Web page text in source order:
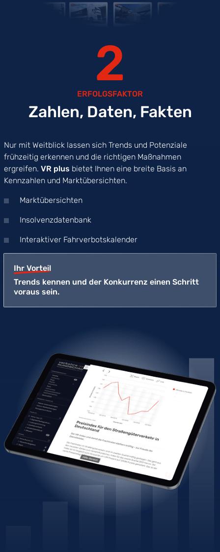
2
ERFOLGSFAKTOR
Zahlen, Daten, Fakten
Nur mit Weitblick lassen sich Trends und Potenziale
frühzeitig erkennen und die richtigen Maßnahmen
ergreifen. VR plus bietet Ihnen eine breite Basis an
Kennzahlen und Marktübersichten.
Marktübersichten
Insolvenzdatenbank
Interaktiver Fahrverbotskalender
Ihr Vorteil
Trends kennen und der Konkurrenz einen Schritt
voraus sein.